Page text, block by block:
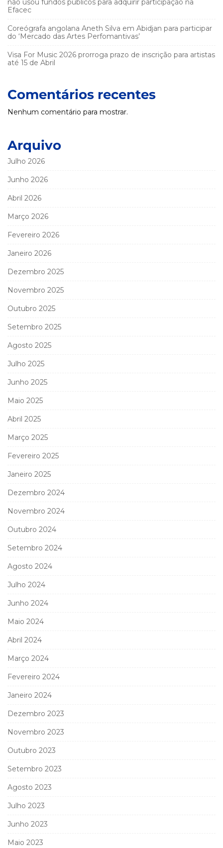
Efacec
Coreógrafa angolana Aneth Silva em Abidjan para participar
do ‘Mercado das Artes Perfomantivas’
Visa For Music 2026 prorroga prazo de inscrição para artistas
até 15 de Abril
Comentários recentes
Nenhum comentário para mostrar.
Arquivo
Julho 2026
Junho 2026
Abril 2026
Março 2026
Fevereiro 2026
Janeiro 2026
Dezembro 2025
Novembro 2025
Outubro 2025
Setembro 2025
Agosto 2025
Julho 2025
Junho 2025
Maio 2025
Abril 2025
Março 2025
Fevereiro 2025
Janeiro 2025
Dezembro 2024
Novembro 2024
Outubro 2024
Setembro 2024
Agosto 2024
Julho 2024
Junho 2024
Maio 2024
Abril 2024
Março 2024
Fevereiro 2024
Janeiro 2024
Dezembro 2023
Novembro 2023
Outubro 2023
Setembro 2023
Agosto 2023
Julho 2023
Junho 2023
Maio 2023